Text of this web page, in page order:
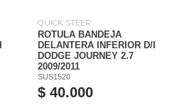
QUICK STEER
ROTULA BANDEJA
DELANTERA INFERIOR D/I
DODGE JOURNEY 2.7
2009/2011
SUS1520
$ 40.000